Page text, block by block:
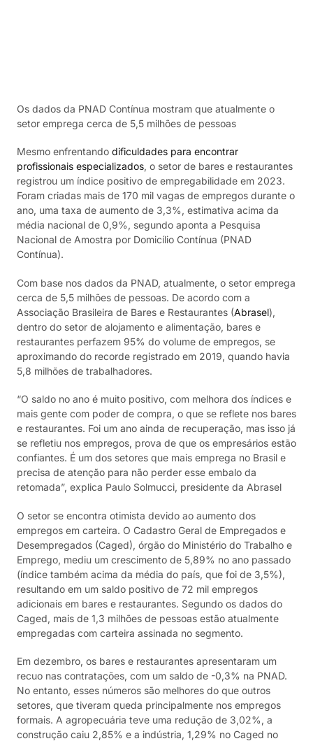
Os dados da PNAD Contínua mostram que atualmente o
setor emprega cerca de 5,5 milhões de pessoas
Mesmo enfrentando dificuldades para encontrar
profissionais especializados, o setor de bares e restaurantes
registrou um índice positivo de empregabilidade em 2023.
Foram criadas mais de 170 mil vagas de empregos durante o
ano, uma taxa de aumento de 3,3%, estimativa acima da
média nacional de 0,9%, segundo aponta a Pesquisa
Nacional de Amostra por Domicílio Contínua (PNAD
Contínua).
Com base nos dados da PNAD, atualmente, o setor emprega
cerca de 5,5 milhões de pessoas. De acordo com a
Associação Brasileira de Bares e Restaurantes (Abrasel),
dentro do setor de alojamento e alimentação, bares e
restaurantes perfazem 95% do volume de empregos, se
aproximando do recorde registrado em 2019, quando havia
5,8 milhões de trabalhadores.
“O saldo no ano é muito positivo, com melhora dos índices e
mais gente com poder de compra, o que se reflete nos bares
e restaurantes. Foi um ano ainda de recuperação, mas isso já
se refletiu nos empregos, prova de que os empresários estão
confiantes. É um dos setores que mais emprega no Brasil e
precisa de atenção para não perder esse embalo da
retomada”, explica Paulo Solmucci, presidente da Abrasel
O setor se encontra otimista devido ao aumento dos
empregos em carteira. O Cadastro Geral de Empregados e
Desempregados (Caged), órgão do Ministério do Trabalho e
Emprego, mediu um crescimento de 5,89% no ano passado
(índice também acima da média do país, que foi de 3,5%),
resultando em um saldo positivo de 72 mil empregos
adicionais em bares e restaurantes. Segundo os dados do
Caged, mais de 1,3 milhões de pessoas estão atualmente
empregadas com carteira assinada no segmento.
Em dezembro, os bares e restaurantes apresentaram um
recuo nas contratações, com um saldo de -0,3% na PNAD.
No entanto, esses números são melhores do que outros
setores, que tiveram queda principalmente nos empregos
formais. A agropecuária teve uma redução de 3,02%, a
construção caiu 2,85% e a indústria, 1,29% no Caged no